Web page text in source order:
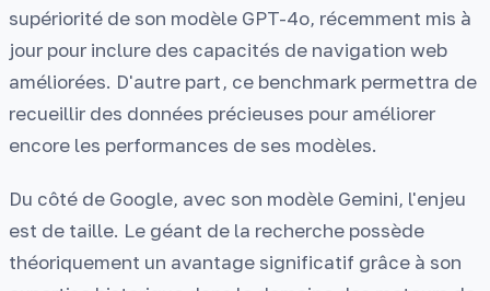
supériorité de son modèle GPT-4o, récemment mis à
jour pour inclure des capacités de navigation web
améliorées. D'autre part, ce benchmark permettra de
recueillir des données précieuses pour améliorer
encore les performances de ses modèles.
Du côté de Google, avec son modèle Gemini, l'enjeu
est de taille. Le géant de la recherche possède
théoriquement un avantage significatif grâce à son